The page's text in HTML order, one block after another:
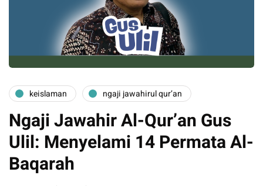
keislaman ngaji jawahirul qur’an
Ngaji Jawahir Al-Qur’an Gus
Ulil: Menyelami 14 Permata Al-
Baqarah